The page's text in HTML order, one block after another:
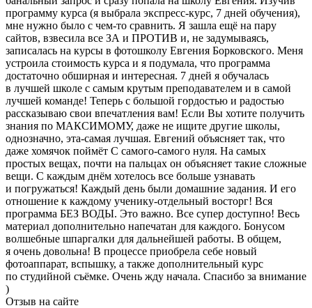
программу курса (я выбрала экспресс-курс, 7 дней обучения),
мне нужно было с чем-то сравнить. Я зашла ещё на пару
сайтов, взвесила все ЗА и ПРОТИВ и, не задумываясь,
записалась на курсы в фотошколу Евгения Борковского. Меня
устроила стоимость курса и я подумала, что программа
достаточно обширная и интересная. 7 дней я обучалась
в лучшей школе с самым крутым преподавателем и в самой
лучшей команде! Теперь с большой гордостью и радостью
рассказываю свои впечатления вам! Если Вы хотите получить
знания по МАКСИМОМУ, даже не ищите другие школы,
однозначно, эта-самая лучшая. Евгений объясняет так, что
даже хомячок поймёт С самого-самого нуля. На самых
простых вещах, почти на пальцах он объясняет такие сложные
вещи. С каждым днём хотелось все больше узнавать
и погружаться! Каждый день были домашние задания. И его
отношение к каждому ученику-отдельный восторг! Вся
программа БЕЗ ВОДЫ. Это важно. Все супер доступно! Весь
материал дополнительно напечатан для каждого. Бонусом
волшебные шпаргалки для дальнейшей работы. В общем,
я очень довольна! В процессе приобрела себе новый
фотоаппарат, вспышку, а также дополнительный курс
по студийной съёмке. Очень жду начала. Спасибо за внимание
)
Отзыв на сайте